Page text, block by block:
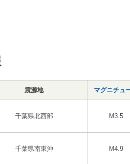
震源地 マグニチュ
千葉県北西部 M3.5
千葉県南東沖 M4.9